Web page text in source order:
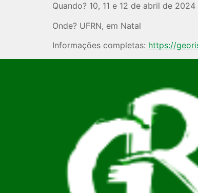
Quando? 10, 11 e 12 de abril de 2024
Onde? UFRN, em Natal
Informações completas: https://